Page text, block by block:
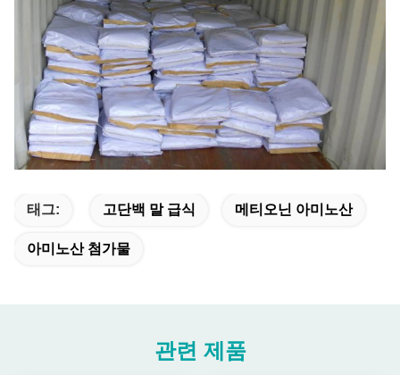
태그: 고단백 말 급식 메티오닌 아미노산
아미노산 첨가물
관련 제품